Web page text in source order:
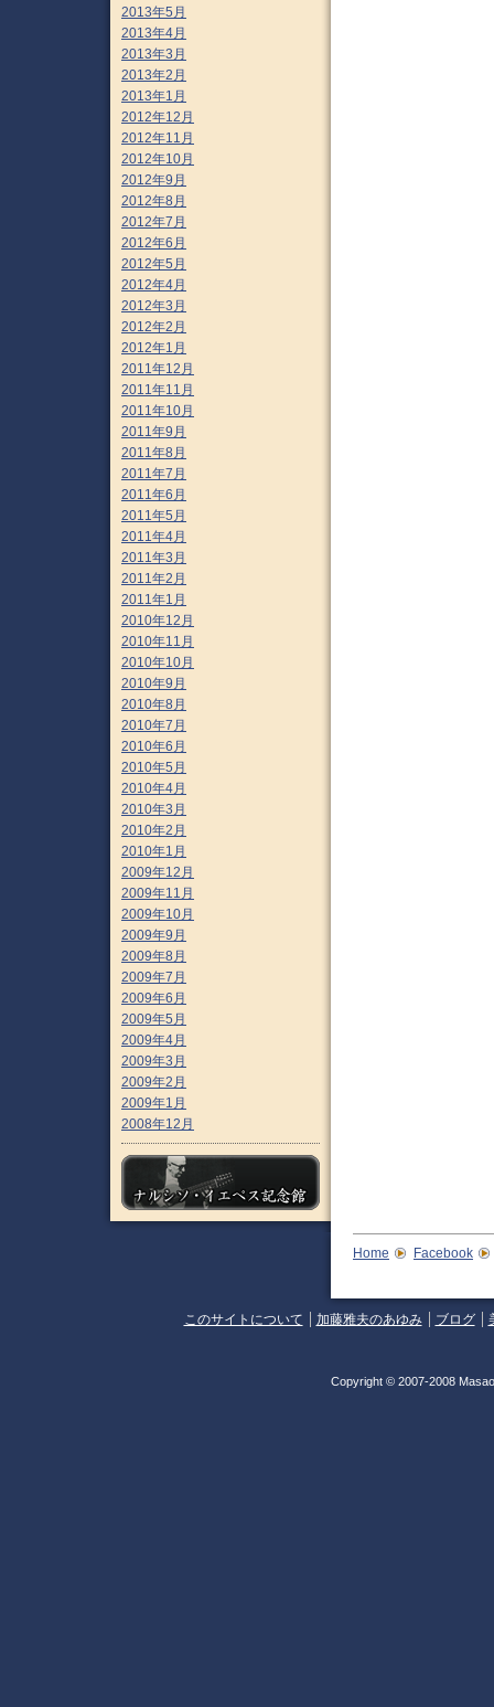
2013年5月
2013年4月
2013年3月
2013年2月
2013年1月
2012年12月
2012年11月
2012年10月
2012年9月
2012年8月
2012年7月
2012年6月
2012年5月
2012年4月
2012年3月
2012年2月
2012年1月
2011年12月
2011年11月
2011年10月
2011年9月
2011年8月
2011年7月
2011年6月
2011年5月
2011年4月
2011年3月
2011年2月
2011年1月
2010年12月
2010年11月
2010年10月
2010年9月
2010年8月
2010年7月
2010年6月
2010年5月
2010年4月
2010年3月
2010年2月
2010年1月
2009年12月
2009年11月
2009年10月
2009年9月
2009年8月
2009年7月
2009年6月
2009年5月
2009年4月
2009年3月
2009年2月
2009年1月
2008年12月
Home Facebook
このサイトについて 加藤雅夫のあゆみ ブログ
Copyright © 2007-2008